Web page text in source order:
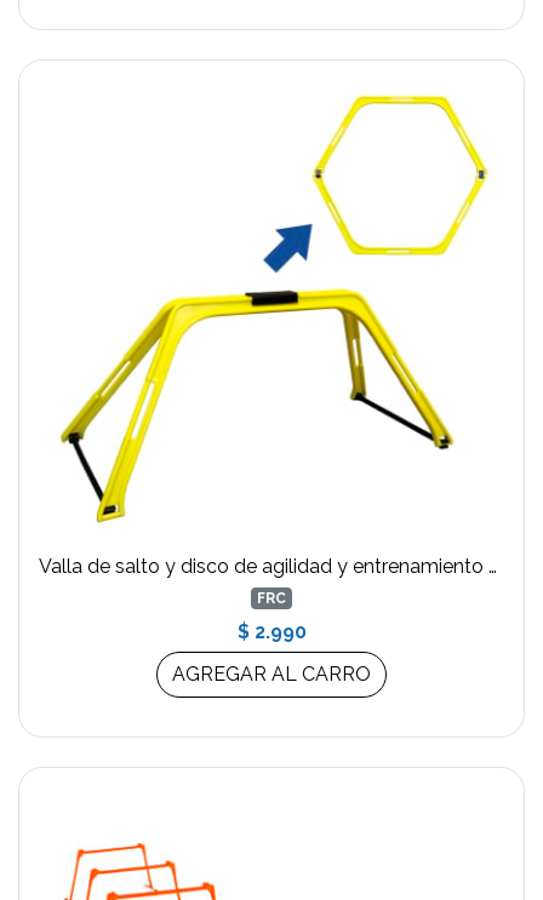
Valla de salto y disco de agilidad y entrenamiento 2 en 1 Amarillo
FRC
$ 2.990
AGREGAR AL CARRO